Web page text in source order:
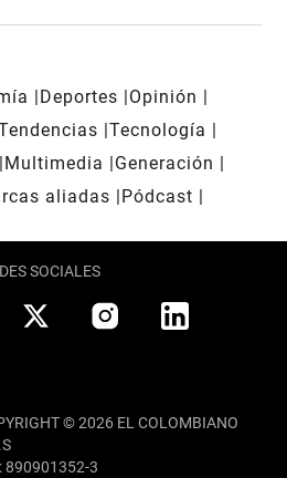
Deportes
Opinión
Tecnología
Multimedia
Generación
aliadas
Pódcast
SOCIALES
© 2026 EL COLOMBIANO
890901352-3